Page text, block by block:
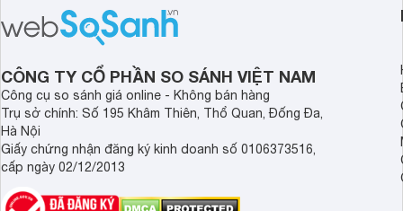
CÔNG TY CỔ PHẦN SO SÁNH VIỆT NAM
Công cụ so sánh giá online - Không bán hàng
Trụ sở chính: Số 195 Khâm Thiên, Thổ Quan, Đống Đa,
Hà Nội
Giấy chứng nhận đăng ký kinh doanh số 0106373516,
cấp ngày 02/12/2013